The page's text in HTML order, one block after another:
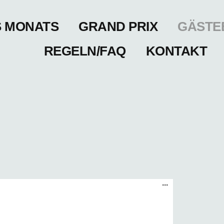
MONATS GRAND PRIX
REGELN/FAQ
KONTAKT
...